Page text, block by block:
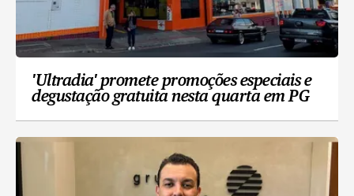
'Ultradia' promete promoções especiais e
degustação gratuita nesta quarta em PG